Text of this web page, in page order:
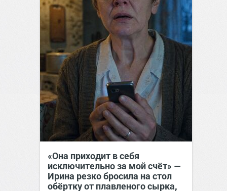
«Она приходит в себя
исключительно за мой счёт» —
Ирина резко бросила на стол
обёртку от плавленого сырка,